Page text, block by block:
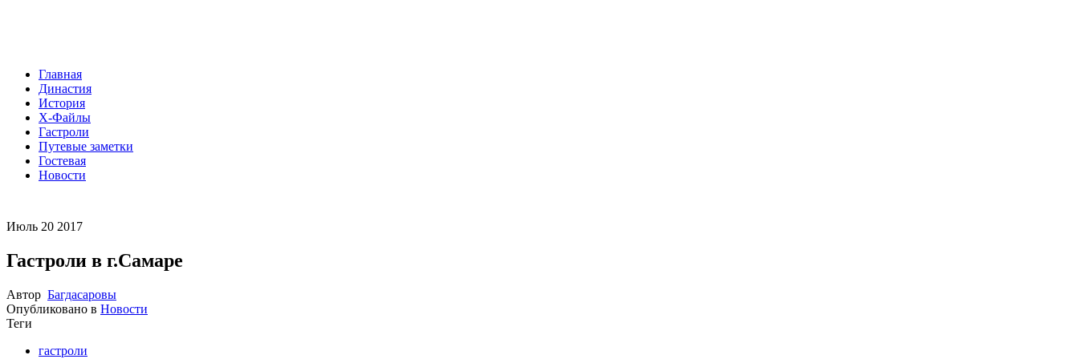
Главная
Династия
История
Х-Файлы
Гастроли
Путевые заметки
Гостевая
Новости
Июль 20 2017
Гастроли в г.Самаре
Автор Багдасаровы
Опубликовано в Новости
Теги
гастроли